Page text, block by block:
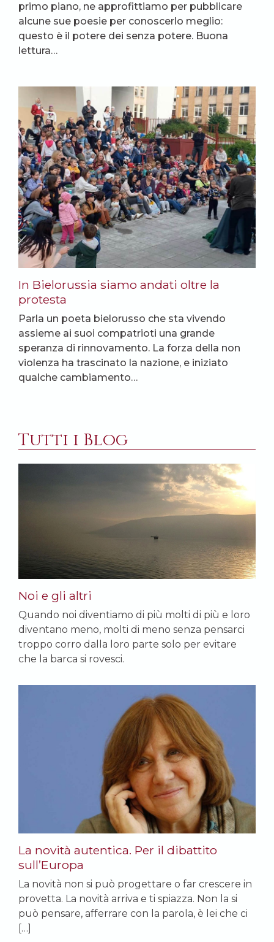
primo piano, ne approfittiamo per pubblicare
alcune sue poesie per conoscerlo meglio:
questo è il potere dei senza potere. Buona
lettura…
In Bielorussia siamo andati oltre la
protesta
Parla un poeta bielorusso che sta vivendo
assieme ai suoi compatrioti una grande
speranza di rinnovamento. La forza della non
violenza ha trascinato la nazione, e iniziato
qualche cambiamento…
Tutti i Blog
Noi e gli altri
Quando noi diventiamo di più molti di più e loro
diventano meno, molti di meno senza pensarci
troppo corro dalla loro parte solo per evitare
che la barca si rovesci.
La novità autentica. Per il dibattito
sull’Europa
La novità non si può progettare o far crescere in
provetta. La novità arriva e ti spiazza. Non la si
può pensare, afferrare con la parola, è lei che ci
[…]